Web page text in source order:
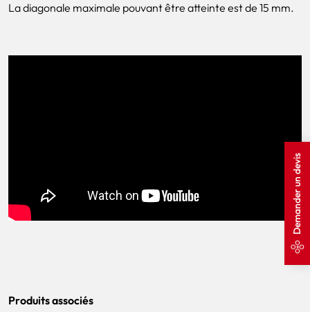
Demander un devis
La diagonale maximale pouvant être atteinte est de 15 mm.
Produits associés